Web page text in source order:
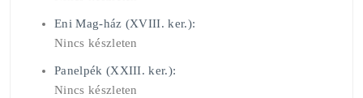
Eni Mag-ház (XVIII. ker.):
Nincs készleten
Panelpék (XXIII. ker.):
Nincs készleten